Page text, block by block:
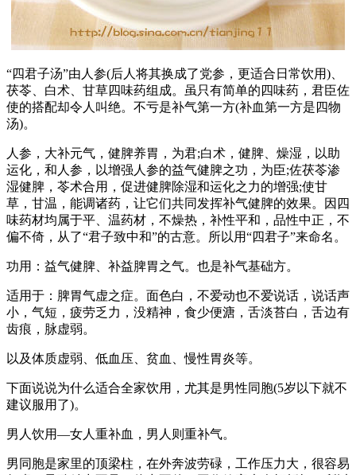
“四君子汤”由人参(后人将其换成了党参，更适合日常饮用)、
茯苓、白术、甘草四味药组成。虽只有简单的四味药，君臣佐
使的搭配却令人叫绝。不亏是补气第一方(补血第一方是四物
汤)。
人参，大补元气，健脾养胃，为君;白术，健脾、燥湿，以助
运化，和人参，以增强人参的益气健脾之功，为臣;佐茯苓渗
湿健脾，苓术合用，促进健脾除湿和运化之力的增强;使甘
草，甘温，能调诸药，让它们共同发挥补气健脾的效果。因四
味药材均属于平、温药材，不燥热，补性平和，品性中正，不
偏不倚，从了“君子致中和”的古意。所以用“四君子”来命名。
功用：益气健脾、补益脾胃之气。也是补气基础方。
适用于：脾胃气虚之症。面色白，不爱动也不爱说话，说话声
小，气短，疲劳乏力，没精神，食少便溏，舌淡苔白，舌边有
齿痕，脉虚弱。
以及体质虚弱、低血压、贫血、慢性胃炎等。
下面说说为什么适合全家饮用，尤其是男性同胞(5岁以下就不
建议服用了)。
男人饮用—女人重补血，男人则重补气。
男同胞是家里的顶梁柱，在外奔波劳碌，工作压力大，很容易